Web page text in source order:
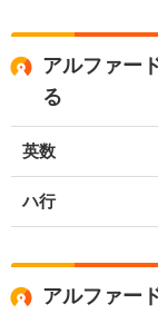
アルファー
る
英数
ハ行
アルファー